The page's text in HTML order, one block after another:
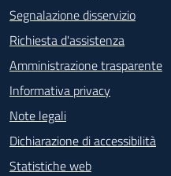
Segnalazione disservizio
Richiesta d'assistenza
Amministrazione trasparente
Informativa privacy
Note legali
Dichiarazione di accessibilità
Statistiche web